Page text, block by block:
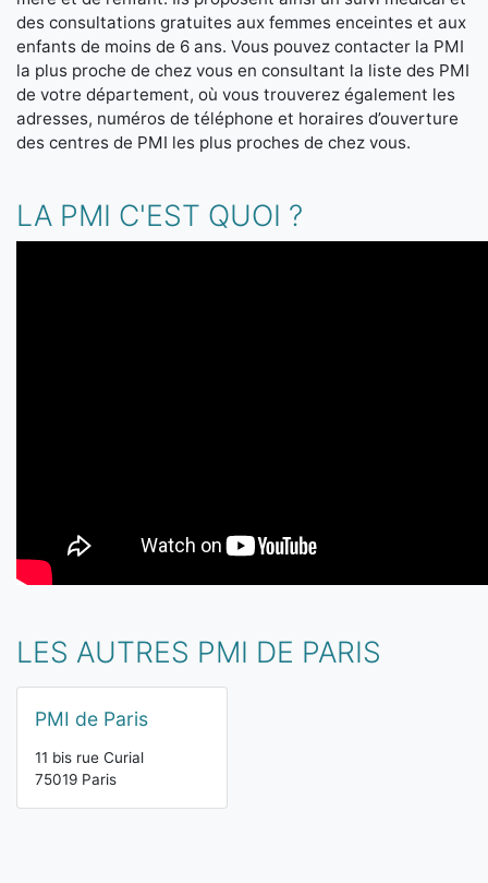
des consultations gratuites aux femmes enceintes et aux
enfants de moins de 6 ans. Vous pouvez contacter la PMI
la plus proche de chez vous en consultant la liste des PMI
de votre département, où vous trouverez également les
adresses, numéros de téléphone et horaires d’ouverture
des centres de PMI les plus proches de chez vous.
LA PMI C'EST QUOI ?
LES AUTRES PMI DE PARIS
PMI de Paris
11 bis rue Curial
75019 Paris